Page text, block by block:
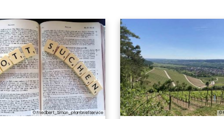
© Friedbert_Simon_pfarrbriefservice ©